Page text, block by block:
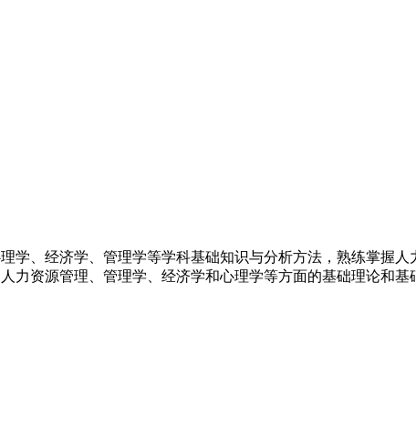
学、经济学、管理学等学科基础知识与分析方法，熟练掌握
力资源管理、管理学、经济学和心理学等方面的基础理论和